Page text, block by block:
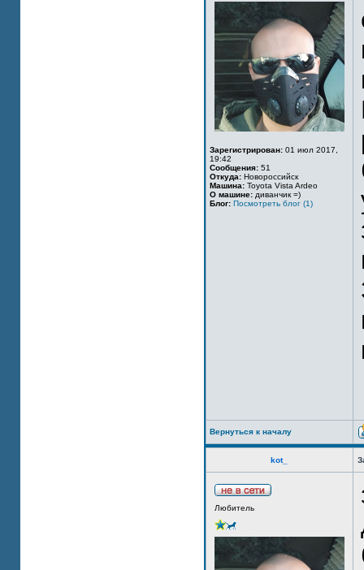
Зарегистрирован: 01 июл 2017,
19:42
Сообщения: 51
Откуда: Новороссийск
Машина: Toyota Vista Ardeo
О машине: диванчик =)
Блог: Посмотреть блог (1)
Вернуться к началу
kot_
Любитель